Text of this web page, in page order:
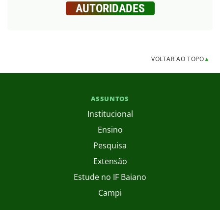
AUTORIDADES
VOLTAR AO TOPO▲
ASSUNTOS
Institucional
Ensino
Pesquisa
Extensão
Estude no IF Baiano
Campi